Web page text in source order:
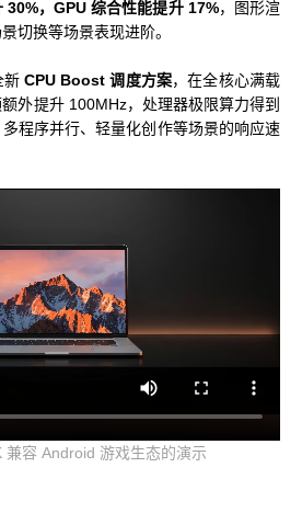
30%，GPU 综合性能提升 17%，图形渲
切换等场景表现进阶。
新CPU Boost 调度方案，在全核心满载
外提升 100MHz，处理器极限算力得到
程序并行、轻量化创作等场景的响应速
兼容 Android 游戏生态的演示